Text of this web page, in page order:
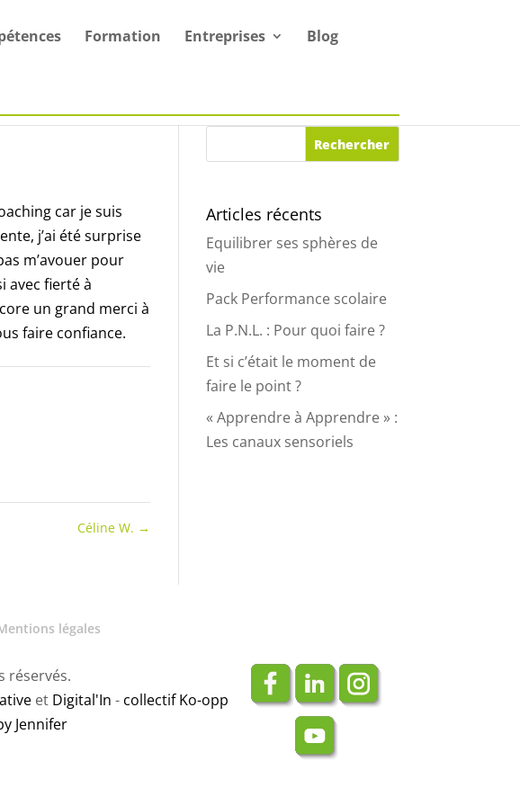
Formation Entreprises Blog
car je suis
j’ai été surprise
m’avouer pour
avec fierté à
un grand merci à
faire confiance.
Céline W. →
Articles récents
Equilibrer ses sphères de
vie
Pack Performance scolaire
La P.N.L. : Pour quoi faire ?
Et si c’était le moment de
faire le point ?
« Apprendre à Apprendre » :
Les canaux sensoriels
réservés.
et Digital'In - collectif Ko-opp
Jennifer
légales